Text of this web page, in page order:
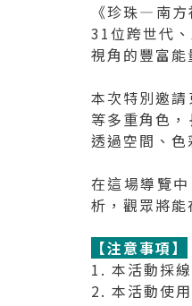
《珍珠—南
31位跨世代
視角的豐富能
本次特別邀
等多重角色
透過空間、
在這場導覽
析，觀眾將
【注意事項】
1. 本活動採
2. 本活動使